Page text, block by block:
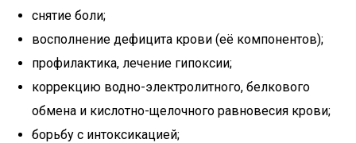
снятие боли;
восполнение дефицита крови (её компонентов);
профилактика, лечение гипоксии;
коррекцию водно-электролитного, белкового
обмена и кислотно-щелочного равновесия крови;
борьбу с интоксикацией;